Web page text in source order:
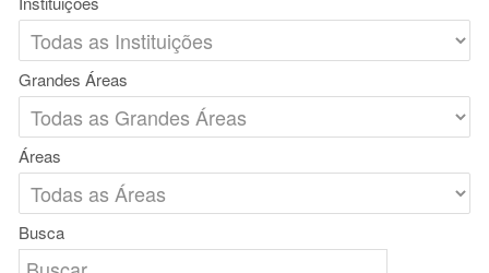
Grandes Áreas
Áreas
Busca